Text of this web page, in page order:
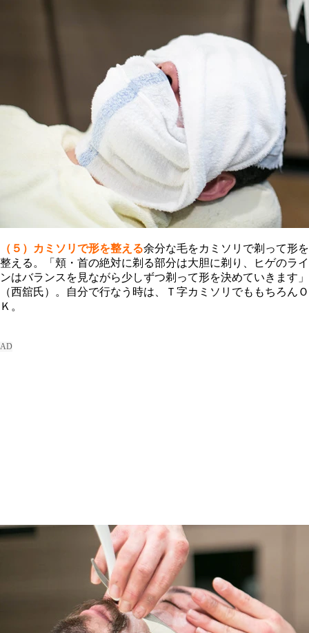
（５）カミソリで形を整える余分な毛をカミソリで剃って形を
整える。「頬・首の絶対に剃る部分は大胆に剃り、ヒゲのライ
ンはバランスを見ながら少しずつ剃って形を決めていきます」
（西舘氏）。自分で行なう時は、Ｔ字カミソリでももちろんＯ
Ｋ。